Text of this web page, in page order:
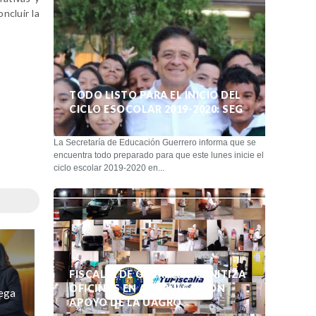
la
TODO LISTO PARA EL INICIO DEL
CICLO ESOCOLAR 2019-2020: SEG
La Secretaría de Educación Guerrero informa que se
encuentra todo preparado para que este lunes inicie el
ciclo escolar 2019-2020 en...
FISCALÍA DE GUERRERO SANITIZA
OFICINAS EN ACAPULCO CON
APOYO DE LA UAGRO